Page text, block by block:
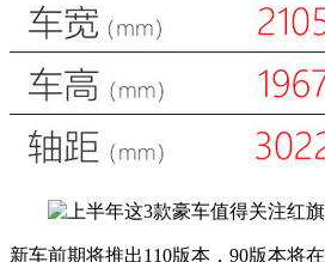
新车前期将推出110版本，90版本将